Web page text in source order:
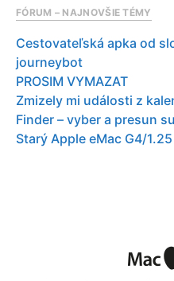
FÓRUM – NAJNOVŠIE TÉMY
Cestovateľská apka od
journeybot
PROSIM VYMAZAT
Zmizely mi události z
Finder – vyber a presun
Starý Apple eMac G4/